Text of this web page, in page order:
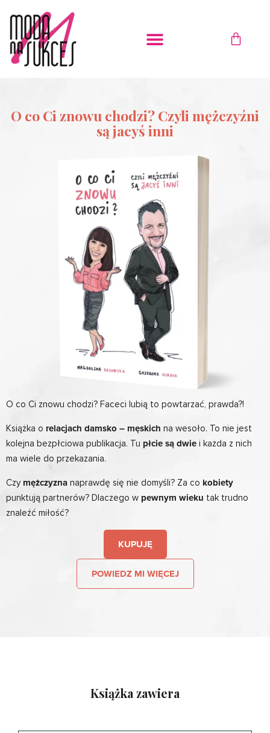
do
O co Ci znowu chodzi? Czyli mężczyźni
są jacyś inni
O co Ci znowu chodzi? Faceci lubią to powtarzać, prawda?!
Książka o relacjach damsko – męskich na wesoło. To nie jest
kolejna bezpłciowa publikacja. Tu płcie są dwie i każda z nich
ma wiele do przekazania.
Czy mężczyzna naprawdę się nie domyśli? Za co kobiety
punktują partnerów? Dlaczego w pewnym wieku tak trudno
znaleźć miłość?
POWIEDZ MI WIĘCEJ
KUPUJĘ
Książka zawiera